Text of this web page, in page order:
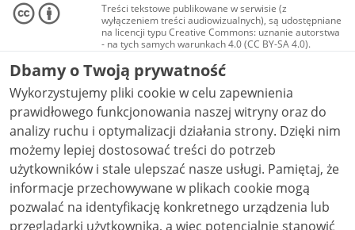
Treści tekstowe publikowane w serwisie (z
wyłączeniem treści audiowizualnych), są udostępniane
na licencji typu Creative Commons: uznanie autorstwa
- na tych samych warunkach 4.0 (CC BY-SA 4.0).
Materiały audiowizualne, w tym zdjęcia, materiały
audio i wideo, są udostępniane na licencji typu
Creative Commons: uznanie autorstwa użycie
niekomercyjne - bez utworów zależnych 4.0 (CC BY-
NC-ND 4.0), o ile nie jest to stwierdzone inaczej.
Dbamy o Twoją prywatność
Wykorzystujemy pliki cookie w celu zapewnienia
prawidłowego funkcjonowania naszej witryny oraz do
analizy ruchu i optymalizacji działania strony. Dzięki nim
możemy lepiej dostosować treści do potrzeb
użytkowników i stale ulepszać nasze usługi. Pamiętaj, że
informacje przechowywane w plikach cookie mogą
pozwalać na identyfikację konkretnego urządzenia lub
przeglądarki użytkownika, a więc potencjalnie stanowić